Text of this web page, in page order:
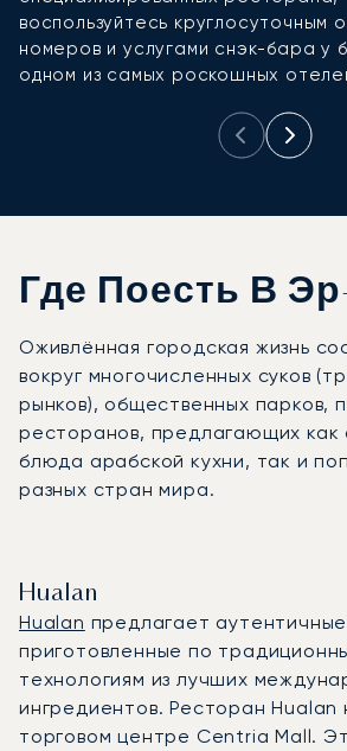
воспользуйтесь круглосуточным
номеров и услугами снэк-бара у
одном из самых роскошных
Где Поесть В
Оживлённая городская жизнь
вокруг многочисленных суков
рынков), общественных парков,
ресторанов, предлагающих как
блюда арабской кухни, так и
разных стран мира.
Hualan
Hualan предлагает
приготовленные по
технологиям из лучших
ингредиентов. Ресторан Hualan
торговом центре Centria Mall.